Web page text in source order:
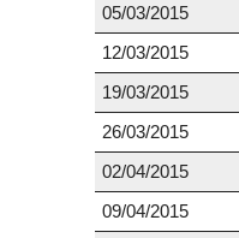
05/03/2015
12/03/2015
19/03/2015
26/03/2015
02/04/2015
09/04/2015